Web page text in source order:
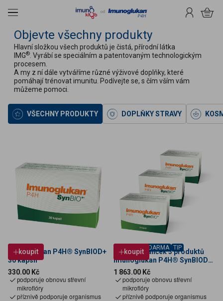
na obsah
Menu PřihlášeníKošík
Objevte všechny produkty
Hlavní složkou všech produktů je čistá, přírodní látka
IMG® . Vyrábí se speciálním a patentovaným technologickým
procesem.
A my z ní dále vytváříme různé výživové doplňky, které
pomáhají trénovat imunitu. Podívejte se, s čím vším vám
můžeme pomoci.
VŠECHNY PRODUKTY DOPLŇKY STRAVY
koupit
Imunoglukan P4H® SynBIOD+
30 kapslí
Cena
330.00 Kč
podporuje obnovu střevní
mikroflóry
příznivě podporuje organismus
DOPRAVA ZDARMA TIP
koupit
Výhodný balíček 3 produktů
Imunoglukan P4H® SynBIOD+
70 kapslí
Cena
1 863.00 Kč
podporuje obnovu střevní
mikroflóry
příznivě podporuje organismus